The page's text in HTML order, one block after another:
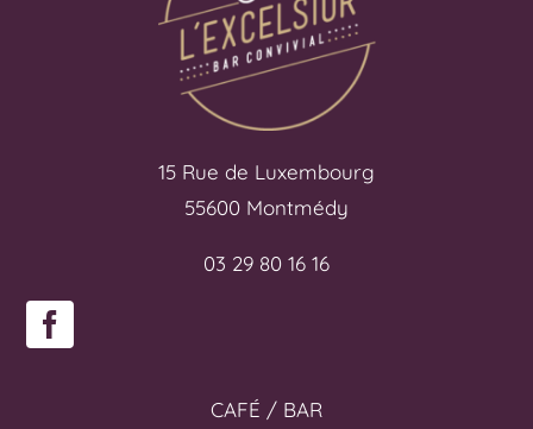
15 Rue de Luxembourg
55600 Montmédy
03 29 80 16 16
CAFÉ / BAR